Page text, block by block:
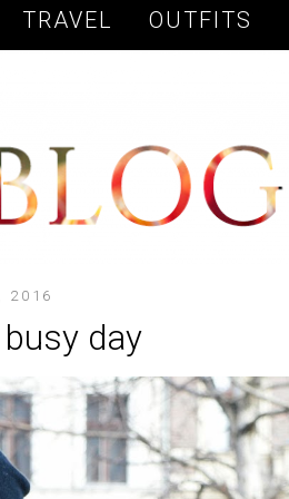
TRAVEL OUTFITS
2016
day